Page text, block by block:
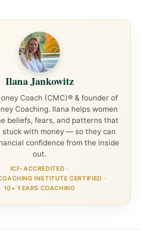
Ilana Jankowitz
Coach (CMC)® & founder of
Coaching. Ilana helps women
beliefs, fears, and patterns that
stuck with money — so they can
confidence from the inside
out.
ICF-ACCREDITED ·
INSTITUTE CERTIFIED ·
10+ YEARS COACHING